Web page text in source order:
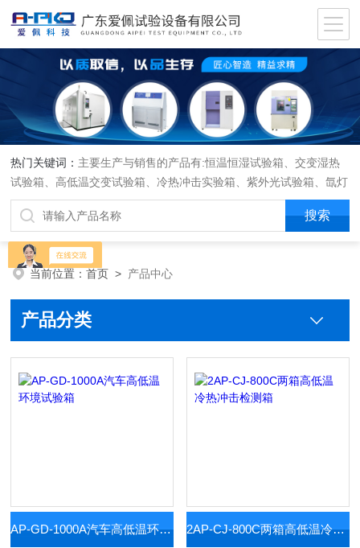
热门关键词： 主要生产与销售的产品有:恒温恒湿试验箱、交变湿热
试验箱、高低温交变试验箱、冷热冲击实验箱、紫外光试验箱、氙灯
老化箱、恒温恒湿实验室、沙尘试验箱、淋雨试验箱、盐水喷雾试验
箱、各种振动试验台、拉力试验机、蒸汽老化试验机、跌落试验机、
插拔力试验机、按健寿命试验机、纸带耐磨擦试验机、工业烘烤箱
当前位置：首页 > 产品中心
产品分类
AP-GD-1000A汽车高低温环境试验箱 2AP-CJ-800C两箱高低温冷热冲击检测箱